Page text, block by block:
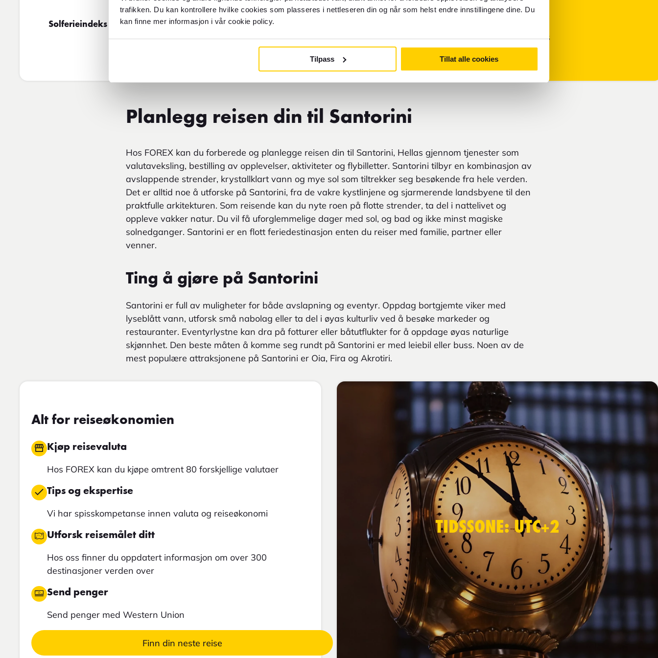
trafikken. Du kan kontrollere hvilke cookies som plasseres i nettleseren din og når som helst endre innstillingene dine. Du
kan finne mer informasjon i vår cookie policy.
Tilpass Tillat alle cookies
Solferieindeks
Kontanter
Primær valuta i Hellas
Euro - EUR
Planlegg reisen din til Santorini
Hos FOREX kan du forberede og planlegge reisen din til Santorini, Hellas gjennom tjenester som
valutaveksling, bestilling av opplevelser, aktiviteter og flybilletter. Santorini tilbyr en kombinasjon av
avslappende strender, krystallklart vann og mye sol som tiltrekker seg besøkende fra hele verden.
Det er alltid noe å utforske på Santorini, fra de vakre kystlinjene og sjarmerende landsbyene til den
praktfulle arkitekturen. Som reisende kan du nyte roen på flotte strender, ta del i nattelivet og
oppleve vakker natur. Du vil få uforglemmelige dager med sol, og bad og ikke minst magiske
solnedganger. Santorini er en flott feriedestinasjon enten du reiser med familie, partner eller
venner.
Ting å gjøre på Santorini
Santorini er full av muligheter for både avslapning og eventyr. Oppdag bortgjemte viker med
lyseblått vann, utforsk små nabolag eller ta del i øyas kulturliv ved å besøke markeder og
restauranter. Eventyrlystne kan dra på fotturer eller båtutflukter for å oppdage øyas naturlige
skjønnhet. Den beste måten å komme seg rundt på Santorini er med leiebil eller buss. Noen av de
mest populære attraksjonene på Santorini er Oia, Fira og Akrotiri.
Alt for reiseøkonomien
Kjøp reisevaluta
Hos FOREX kan du kjøpe omtrent 80 forskjellige valutaer
Tips og ekspertise
Vi har spisskompetanse innen valuta og reiseøkonomi
Utforsk reisemålet ditt
Hos oss finner du oppdatert informasjon om over 300
destinasjoner verden over
Send penger
Send penger med Western Union
Finn din neste reise
TIDSSONE: UTC+2